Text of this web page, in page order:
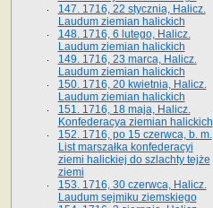
147. 1716, 22 stycznia, Halicz.
Laudum ziemian halickich
148. 1716, 6 lutego, Halicz.
Laudum ziemian halickich
149. 1716, 23 marca, Halicz.
Laudum ziemian halickich
150. 1716, 20 kwietnia, Halicz.
Laudum ziemian halickich
151. 1716, 18 maja, Halicz.
Konfederacya ziemian halickich
152. 1716, po 15 czerwca, b. m.
List marszałka konfederacyi
ziemi halickiej do szlachty tejże
ziemi
153. 1716, 30 czerwca, Halicz.
Laudum sejmiku ziemskiego